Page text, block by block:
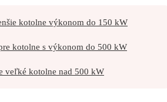
kotolne výkonom do 150 kW
kotolne s výkonom do 500 kW
veľké kotolne nad 500 kW